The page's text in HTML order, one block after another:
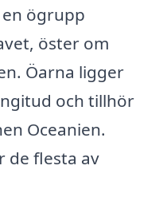
en ögrupp
öster om
Öarna ligger
och tillhör
Oceanien.
de flesta av